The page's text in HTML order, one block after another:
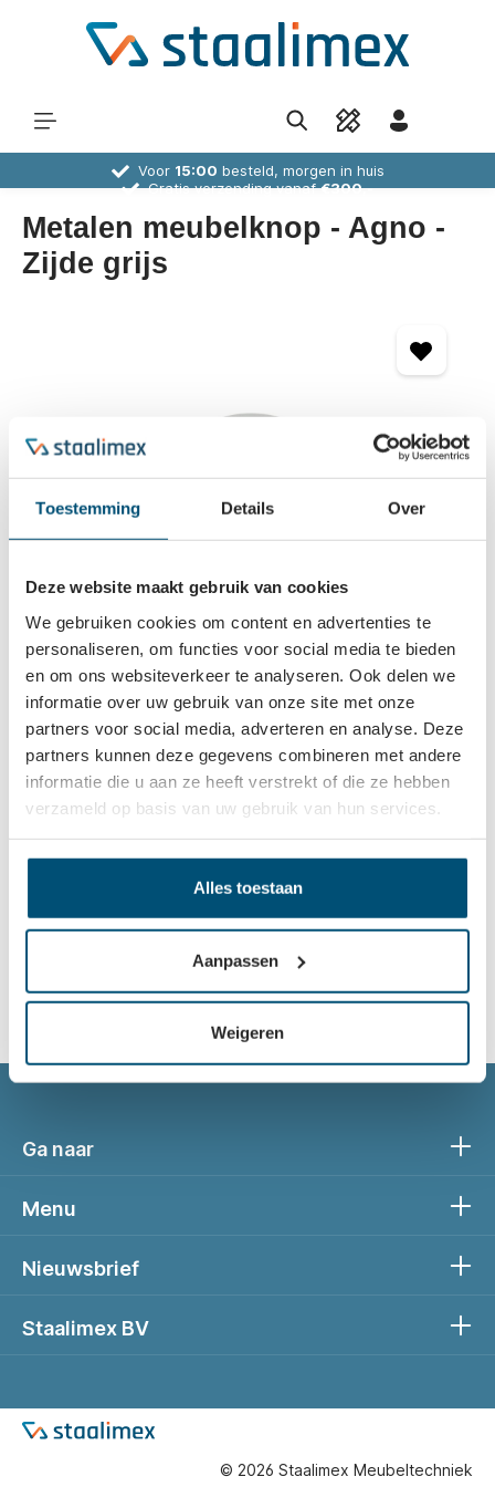
Toestemming Details Over
Deze website maakt gebruik van cookies
We gebruiken cookies om content en advertenties te
personaliseren, om functies voor social media te bieden
en om ons websiteverkeer te analyseren. Ook delen we
informatie over uw gebruik van onze site met onze
partners voor social media, adverteren en analyse. Deze
partners kunnen deze gegevens combineren met andere
informatie die u aan ze heeft verstrekt of die ze hebben
verzameld op basis van uw gebruik van hun services.
Alles toestaan
Aanpassen
Weigeren
Voor 15:00 besteld, morgen in huis
Gratis verzending vanaf€300,-
Metalen meubelknop - Agno -
Zijde grijs
Log in om prijzen te zien
Bestellen
Deze mooie zijde grijze knop is perfect te gebruiken op
kast- of keukenlades. De montage van deze meubelknop
Staalimex BV
Nieuwsbrief
Ga naar
Menu
© 2026 Staalimex Meubeltechniek